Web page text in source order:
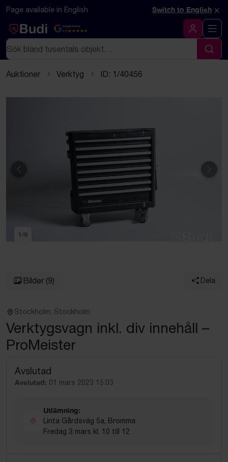
Hoppa till innehåll
Textbaserad (markdown) version av denna sida
Page available in English Switch to English ×
Google Rating
4.5
Logga in
Sök
Sök
Auktioner Verktyg ID: 1/40456
Föregående
1 /9
Bilder (9) Dela
Stockholm, Stockholm
Verktygsvagn inkl. div innehåll –
ProMeister
Avslutad
Avslutad: 01 mars 2023 15:03
Utlämning:
Linta Gårdsväg 5a, Bromma
Fredag 3 mars kl. 10 till 12